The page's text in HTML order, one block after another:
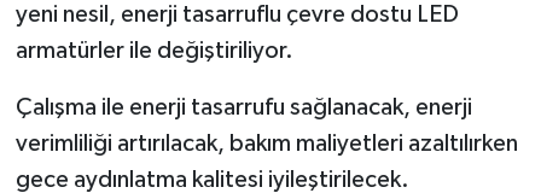
yeni nesil, enerji tasarruflu çevre dostu LED
armatürler ile değiştiriliyor.
Çalışma ile enerji tasarrufu sağlanacak, enerji
verimliliği artırılacak, bakım maliyetleri azaltılırken
gece aydınlatma kalitesi iyileştirilecek.